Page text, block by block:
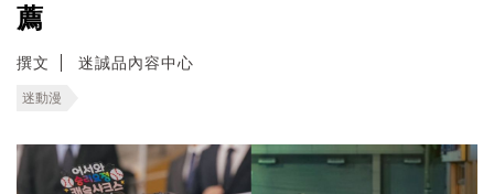
薦
撰文 迷誠品內容中心
迷動漫